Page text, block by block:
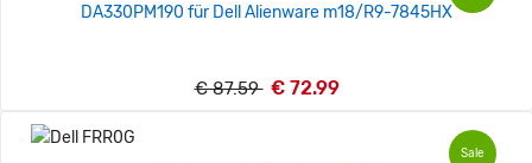
DA330PM190 für Dell Alienware m18/R9-7845HX
€ 87.59 € 72.99
Sale